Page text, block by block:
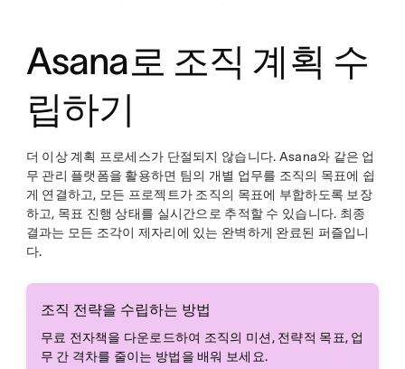
Asana로 조직 계획 수
립하기
더 이상 계획 프로세스가 단절되지 않습니다. Asana와 같은 업
무 관리 플랫폼을 활용하면 팀의 개별 업무를 조직의 목표에 쉽
게 연결하고, 모든 프로젝트가 조직의 목표에 부합하도록 보장
하고, 목표 진행 상태를 실시간으로 추적할 수 있습니다. 최종
결과는 모든 조각이 제자리에 있는 완벽하게 완료된 퍼즐입니
다.
조직 전략을 수립하는 방법
무료 전자책을 다운로드하여 조직의 미션, 전략적 목표, 업
무 간 격차를 줄이는 방법을 배워 보세요.